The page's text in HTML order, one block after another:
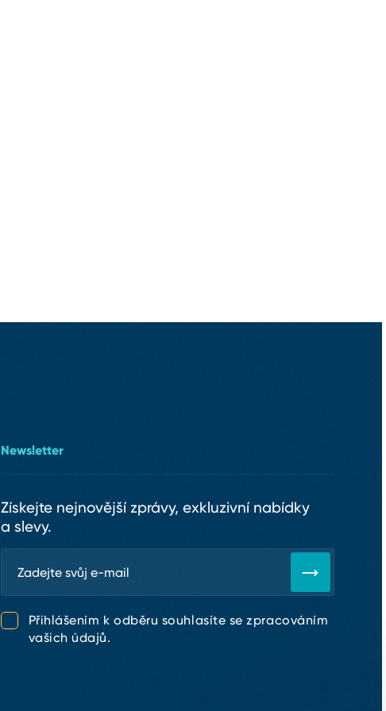
Newsletter
Získejte nejnovější zprávy, exkluzivní nabídky
a slevy.
Přihlášením k odběru souhlasíte se zpracováním
vašich údajů.